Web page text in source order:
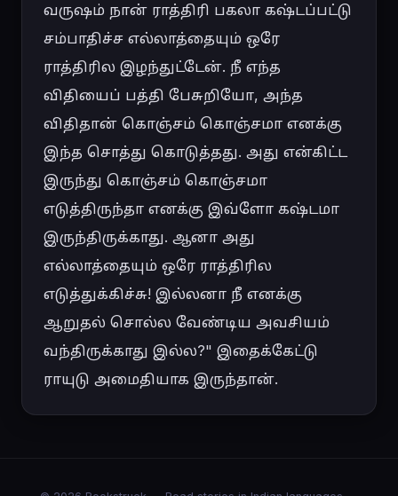
வருஷம் நான் ராத்திரி பகலா கஷ்டப்பட்டு
சம்பாதிச்ச எல்லாத்தையும் ஒரே
ராத்திரில இழந்துட்டேன். நீ எந்த
விதியைப் பத்தி பேசுறியோ, அந்த
விதிதான் கொஞ்சம் கொஞ்சமா எனக்கு
இந்த சொத்து கொடுத்தது. அது என்கிட்ட
இருந்து கொஞ்சம் கொஞ்சமா
எடுத்திருந்தா எனக்கு இவ்ளோ கஷ்டமா
இருந்திருக்காது. ஆனா அது
எல்லாத்தையும் ஒரே ராத்திரில
எடுத்துக்கிச்சு! இல்லனா நீ எனக்கு
ஆறுதல் சொல்ல வேண்டிய அவசியம்
வந்திருக்காது இல்ல?" இதைக்கேட்டு
ராயுடு அமைதியாக இருந்தான்.